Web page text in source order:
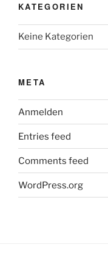
KATEGORIEN
Keine Kategorien
META
Anmelden
Entries feed
Comments feed
WordPress.org